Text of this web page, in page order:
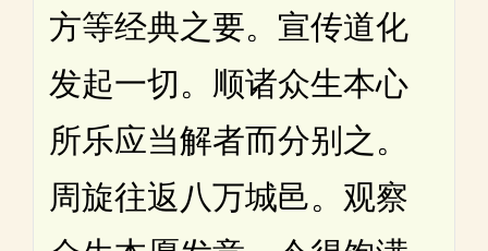
方等经典之要。宣传道化
发起一切。顺诸众生本心
所乐应当解者而分别之。
周旋往返八万城邑。观察